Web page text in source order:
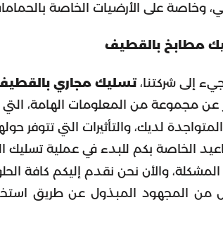
على الأرضيات الخاصة
مطابخ بالقطيف
إلى شركتنا، تسليك مجاري
عن مجموعة من المعلومات الهامة،
لديك، والتأثيرات التي تتوفر
الخاصة بكم للبدء في عملية تسليك
والأن نحن نقدم إليكم كافة
من المجهود المبذول عن طريق